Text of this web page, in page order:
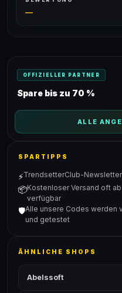
—
OFFIZIELLER PARTNER
Spare bis zu 70 %
ALLE
SPARTIPPS
⚡TrendsetterClub-
📦Kostenloser Versand oft
verfügbar
🛡️Alle unsere Codes werden
und getestet
ÄHNLICHE SHOPS
Abelssoft